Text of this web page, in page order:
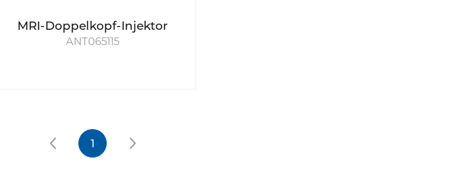
MRI-Doppelkopf-Injektor
ANT065115
1